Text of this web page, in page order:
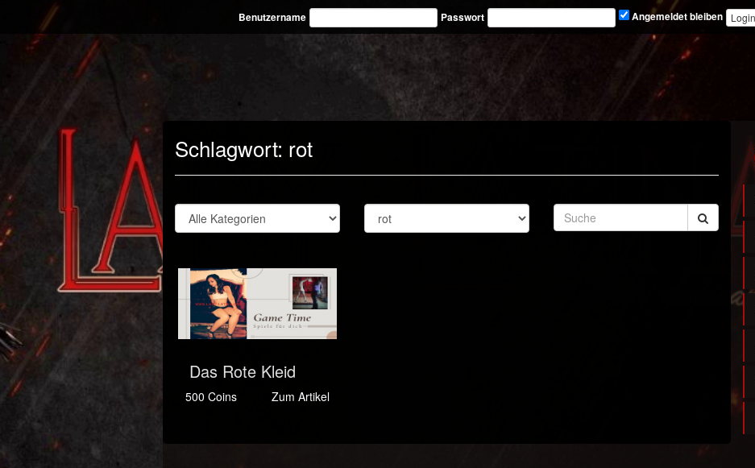
Benutzername Passwort Angemeldet bleiben
Schlagwort: rot
Das Rote Kleid
500 Coins Zum Artikel